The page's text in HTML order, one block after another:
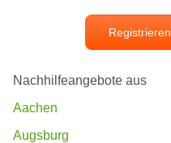
Registrieren
Nachhilfeangebote aus
Aachen
Augsburg